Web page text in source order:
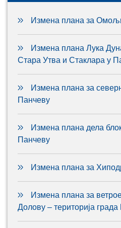
Измена плана за
Измена плана Лука
Стара Утва и Стаклара у
Измена плана за
Панчеву
Измена плана дела
Панчеву
Измена плана за
Измена плана за
Долову – територија